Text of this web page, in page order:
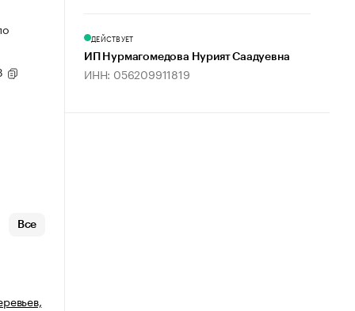
Все
ДЕЙСТВУЕТ
ИП Нурмагомедова Нурият Саадуевна
ИНН: 056209911819